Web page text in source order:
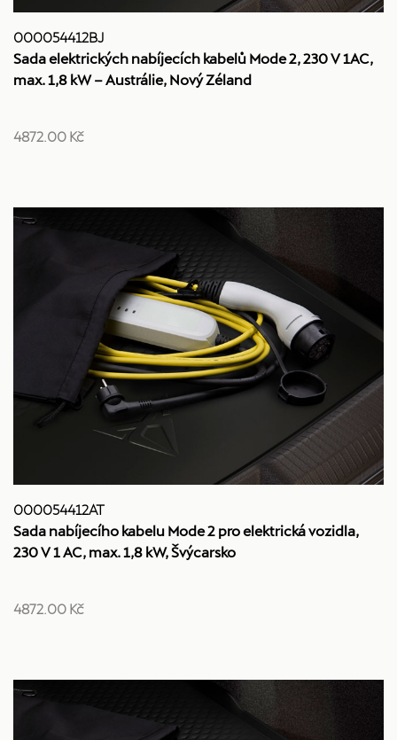
000054412BJ
Sada elektrických nabíjecích kabelů Mode 2, 230 V 1AC,
max. 1,8 kW – Austrálie, Nový Zéland
4872.00 Kč
000054412AT
Sada nabíjecího kabelu Mode 2 pro elektrická vozidla,
230 V 1 AC, max. 1,8 kW, Švýcarsko
4872.00 Kč